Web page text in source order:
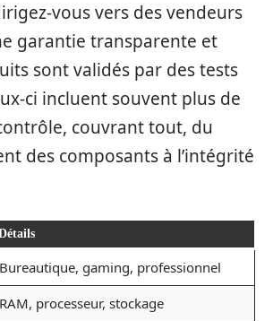
vous vers des vendeurs
garantie transparente et
sont validés par des tests
ci incluent souvent plus de
couvrant tout, du
des composants à l’intégrité
Bureautique, gaming, professionnel
RAM, processeur, stockage